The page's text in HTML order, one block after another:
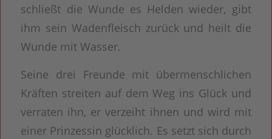
schließt die Wunde es Helden wieder, gibt
ihm sein Wadenfleisch zurück und heilt die
Wunde mit Wasser.
Seine drei Freunde mit übermenschlichen
Kräften streiten auf dem Weg ins Glück und
verraten ihn, er verzeiht ihnen und wird mit
einer Prinzessin glücklich. Es setzt sich durch